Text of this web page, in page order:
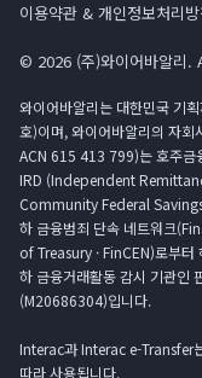
이용약관 & 개인정보처리방
© 2026 (주)와이어바알리
와이어바알리는 대한민국 기
호)이며, 와이어바알리의 자
ACN 615 413 799)는 호주금
IRD (Independent
Community Federal Savings
하 금융범죄 단속 네트워크
of Treasury · FinCEN)로부터
하 금융거래활동 감시 기관인
(M20686304)입니다.
Interac과 Interac e-Transfer
따라 사용됩니다.